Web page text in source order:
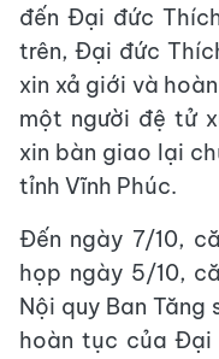
đến Đại đức
trên, Đại đức
xin xả giới và
một người đệ tử
xin bàn giao lại
tỉnh Vĩnh Phúc.
Đến ngày 7/10,
họp ngày 5/10,
Nội quy Ban Tăng
hoàn tục của Đại